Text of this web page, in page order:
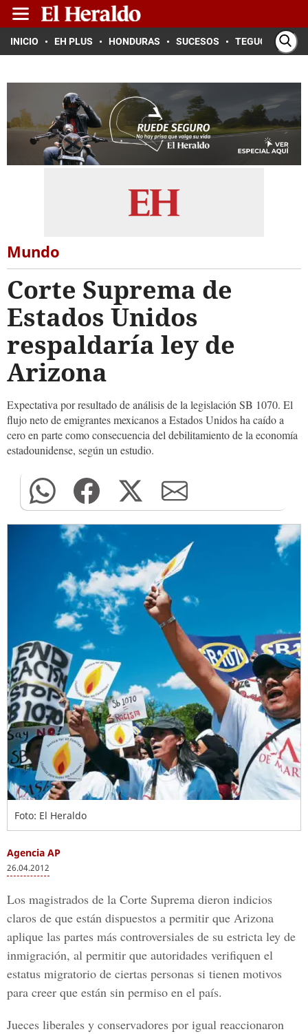
INICIO EH PLUS HONDURAS SUCESOS TEGUCIGALPA
Mundo
Corte Suprema de
Estados Unidos
respaldaría ley de
Arizona
Expectativa por resultado de análisis de la legislación SB 1070. El
flujo neto de emigrantes mexicanos a Estados Unidos ha caído a
cero en parte como consecuencia del debilitamiento de la economía
estadounidense, según un estudio.
Foto: El Heraldo
Agencia AP
26.04.2012
Los magistrados de la Corte Suprema dieron indicios
claros de que están dispuestos a permitir que Arizona
aplique las partes más controversiales de su estricta ley de
inmigración, al permitir que autoridades verifiquen el
estatus migratorio de ciertas personas si tienen motivos
para creer que están sin permiso en el país.
Jueces liberales y conservadores por igual reaccionaron